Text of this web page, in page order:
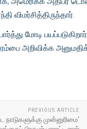
விமர்சித்திருந்தார்.
பார்த்து மோடி
அறிவிக்க
PREVIOUS ARTICLE
முன்னுரிமை'